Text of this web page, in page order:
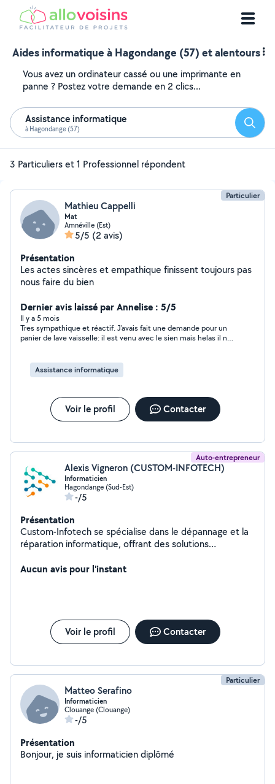
Aides informatique à Hagondange (57) et alentours
Vous avez un ordinateur cassé ou une imprimante en
panne ? Postez votre demande en 2 clics...
Assistance informatique
à Hagondange (57)
3 Particuliers et 1 Professionnel répondent
Particulier
Mathieu Cappelli
Mat
Amnéville (Est)
5/5 (2 avis)
Présentation
Les actes sincères et empathique finissent toujours pas
nous faire du bien
Dernier avis laissé par Annelise : 5/5
Il y a 5 mois
Tres sympathique et réactif. J'avais fait une demande pour un
panier de lave vaisselle: il est venu avec le sien mais helas il ne
Assistance informatique
Voir le profil Contacter
Auto-entrepreneur
Alexis Vigneron (CUSTOM-INFOTECH)
Informaticien
Hagondange (Sud-Est)
-/5
Présentation
Custom-Infotech se spécialise dans le dépannage et la
réparation informatique, offrant des solutions
Nous sommes prêts à relever les défis techniques pour
Aucun avis pour l'instant
Voir le profil Contacter
Particulier
Matteo Serafino
Informaticien
Clouange (Clouange)
-/5
Présentation
Bonjour, je suis informaticien diplômé